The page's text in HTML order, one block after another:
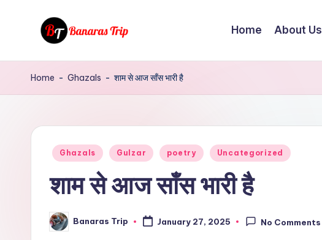
B
a
a
That
To
Know
About
Banaras
Home About Us
Home - Ghazals - शाम से आज साँस भारी है
Posted
Ghazals Gulzar poetry Uncategorized
शाम से आज साँस भारी है
Posted
by
Banaras Trip January 27, 2025 No Comments